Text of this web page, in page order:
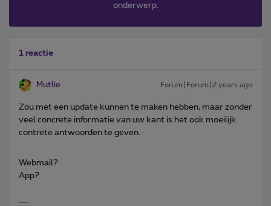
onderwerp.
1 reactie
Mutlie Forum|Forum|2 years ago
Zou met een update kunnen te maken hebben, maar zonder
veel concrete informatie van uw kant is het ook moeilijk
contrete antwoorden te geven.
Webmail?
App?